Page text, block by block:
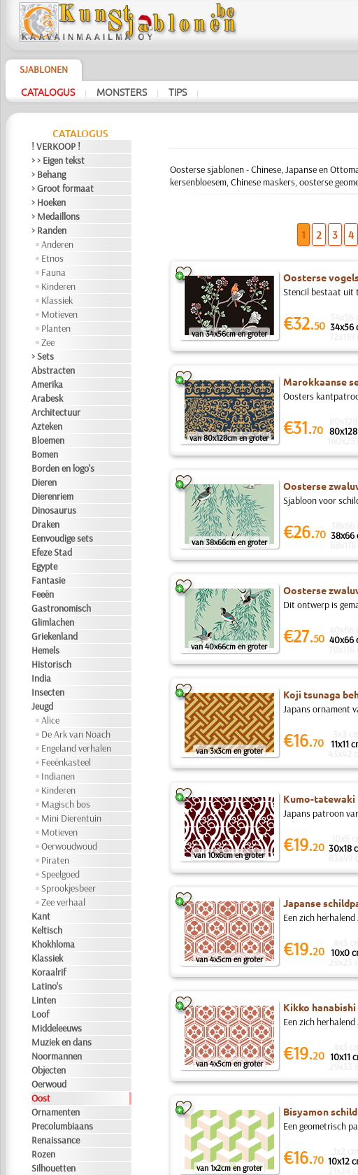
SJABLONEN
CATALOGUS | MONSTERS | TIPS |
CATALOGUS
! VERKOOP !
> > Eigen tekst
> Behang
> Groot formaat
> Hoeken
> Medaillons
> Randen
Anderen
Etnos
Fauna
Kinderen
Klassiek
Motieven
Planten
Zee
> Sets
Abstracten
Amerika
Arabesk
Architectuur
Azteken
Bloemen
Bomen
Borden en logo's
Dieren
Dierenriem
Dinosaurus
Draken
Eenvoudige sets
Efeze Stad
Egypte
Fantasie
Feeën
Gastronomisch
Glimlachen
Griekenland
Hemels
Historisch
India
Insecten
Jeugd
Alice
De Ark van Noach
Engeland verhalen
Feeënkasteel
Indianen
Kinderen
Magisch bos
Mini Dierentuin
Motieven
Oerwoudwoud
Piraten
Speelgoed
Sprookjesbeer
Zee verhaal
Kant
Keltisch
Khokhloma
Klassiek
Koraalrif
Latino's
Linten
Loof
Middeleeuws
Muziek en dans
Noormannen
Objecten
Oerwoud
Oost
Ornamenten
Precolumbiaans
Renaissance
Rozen
Silhouetten
Oosterse sjablonen - Chinese, Japanse en
kersenbloesem, Chinese maskers, oosterse
1 2 3 4
van 34x56cm en groter
Oosterse
Stencil bestaat uit
€32.50 34x56
van 80x128cm en groter
Marokkaanse
Oosters
€31.70
van 38x66cm en groter
Oosterse
Sjabloon voor
€26.70 38x66
van 40x66cm en groter
Oosterse
Dit ontwerp is
€27.50 40x66
van 3x3cm en groter
Koji tsunaga
Japans ornament
€16.70 11x11
van 10x6cm en groter
Kumo-tatewaki
Japans patroon
€19.20 30x18
van 4x5cm en groter
Japanse
Een zich
€19.20 10x0
van 4x5cm en groter
Kikko hanabishi
Een zich
€19.20 10x11
van 1x2cm en groter
Bisyamon schild
Een geometrisch
€16.70 10x12